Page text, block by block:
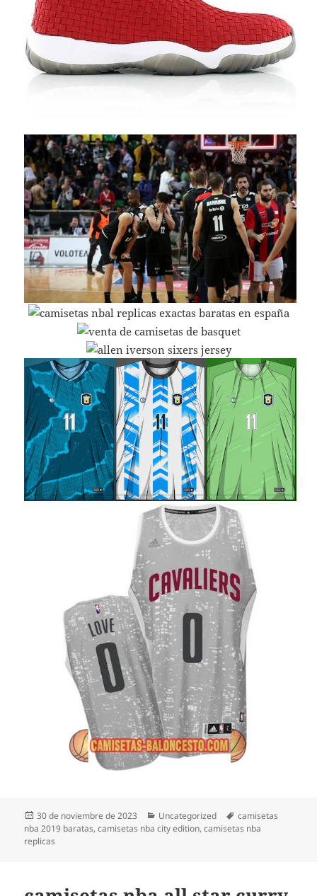
Publicado
el
30 de noviembre de 2023 Categorías
Uncategorized Etiquetas
camisetas
nba 2019 baratas,camisetas nba city edition,camisetas nba
replicas